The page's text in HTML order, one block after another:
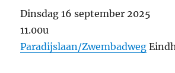
Dinsdag 16 september 2025
11.00u
Paradijslaan/Zwembadweg